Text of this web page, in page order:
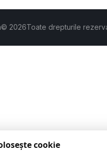
© 2026Toate drepturile
cookie